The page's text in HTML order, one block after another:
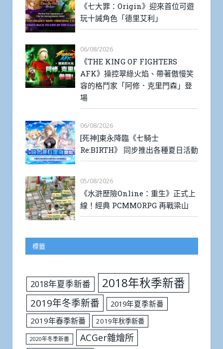
《七大罪：Origin》迎來首位可遊
玩十誡角色「德里艾利」
06/08/2026
《THE KING OF FIGHTERS
AFK》操控翠綠火焰、帶著傲慢笑
容的格鬥家「阿修．克里門森」登
場
06/08/2026
[死神]東永降臨《七騎士
Re:BIRTH》 同步推出各種夏日活動
05/08/2026
《水滸歷險Online：重生》正式上
線！經典 PCMMORPG 再戰梁山
標籤
2018年夏季新番 2018年秋季新番
2019年冬季新番
2019年夏季新番
2019年春季新番
2019年秋季新番
2020年冬季新番 ACGer雜燴所